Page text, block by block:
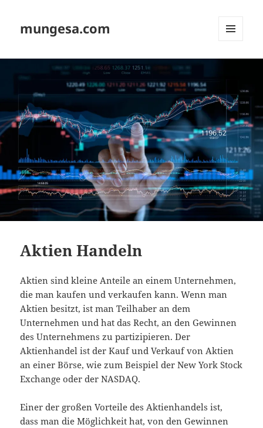
mungesa.com
Aktien Handeln
Aktien sind kleine Anteile an einem Unternehmen,
die man kaufen und verkaufen kann. Wenn man
Aktien besitzt, ist man Teilhaber an dem
Unternehmen und hat das Recht, an den Gewinnen
des Unternehmens zu partizipieren. Der
Aktienhandel ist der Kauf und Verkauf von Aktien
an einer Börse, wie zum Beispiel der New York Stock
Exchange oder der NASDAQ.
Einer der großen Vorteile des Aktienhandels ist,
dass man die Möglichkeit hat, von den Gewinnen